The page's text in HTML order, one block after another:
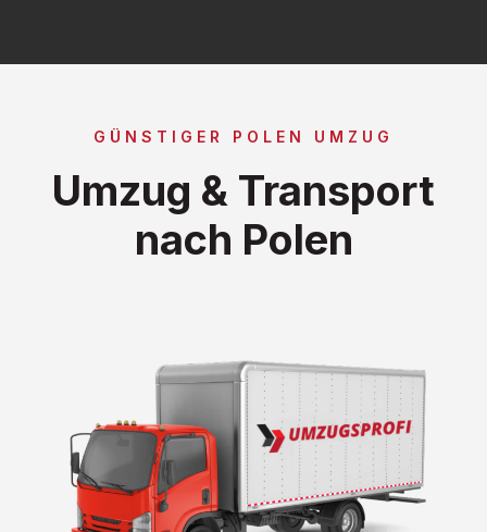
GÜNSTIGER POLEN UMZUG
Umzug & Transport
nach Polen